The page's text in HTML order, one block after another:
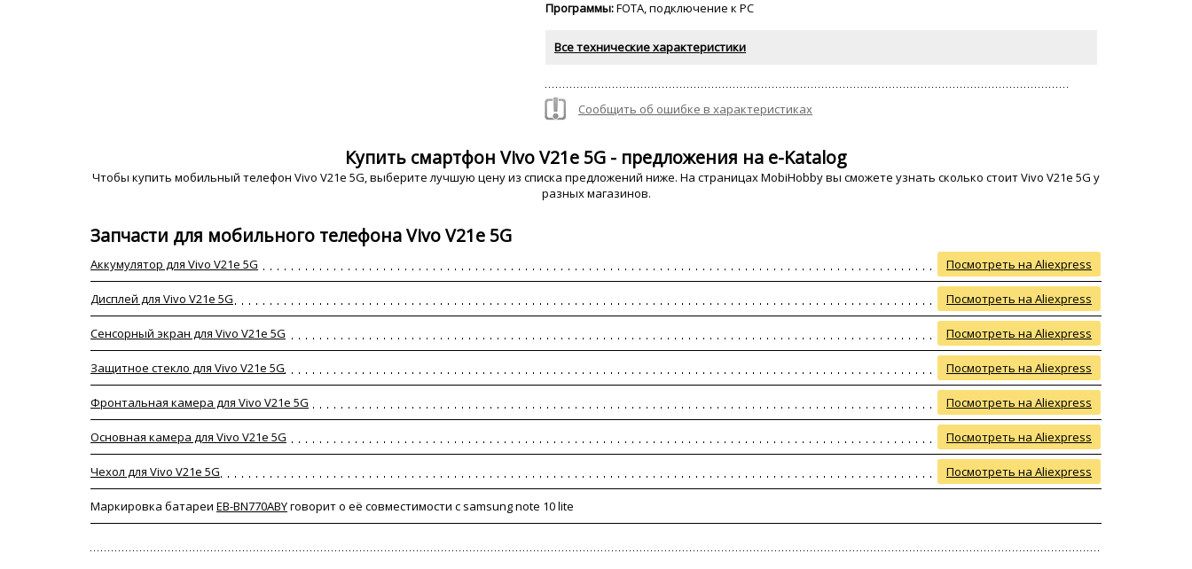
Программы:FOTA, подключение к PC
Все технические характеристики
Сообщить об ошибке в характеристиках
Купить смартфон Vivo V21e 5G - предложения на e-Katalog
Чтобы купить мобильный телефон Vivo V21e 5G, выберите лучшую цену из списка предложений ниже. На страницах MobiHobby вы сможете узнать сколько стоит Vivo V21e 5G у
разных магазинов.
Запчасти для мобильного телефона Vivo V21e 5G
Аккумулятор для Vivo V21e 5G Посмотреть на Aliexpress
Дисплей для Vivo V21e 5G Посмотреть на Aliexpress
Сенсорный экран для Vivo V21e 5G Посмотреть на Aliexpress
Защитное стекло для Vivo V21e 5G Посмотреть на Aliexpress
Фронтальная камера для Vivo V21e 5G Посмотреть на Aliexpress
Основная камера для Vivo V21e 5G Посмотреть на Aliexpress
Чехол для Vivo V21e 5G Посмотреть на Aliexpress
Маркировка батареи EB-BN770ABYговорит о её совместимости с samsung note 10 lite